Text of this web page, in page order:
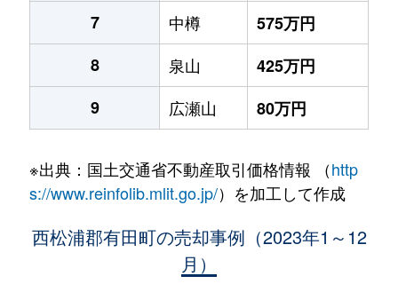
7
中樽
575万円
8
泉山
425万円
9
広瀬山 80万円
※出典：国土交通省不動産取引価格情報 （http
s://www.reinfolib.mlit.go.jp/）を加工して作成
西松浦郡有田町の売却事例（2023年1～12
月）